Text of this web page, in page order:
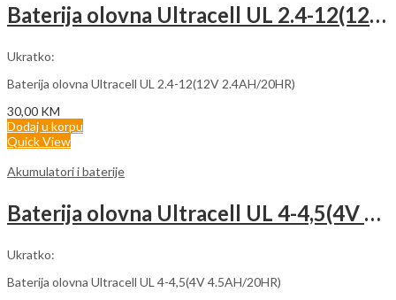
Baterija olovna Ultracell UL 2.4-12(12V 2.4AH/20HR)
Ukratko:
Baterija olovna Ultracell UL 2.4-12(12V 2.4AH/20HR)
30,00 KM
Dodaj u korpu
Quick View
Akumulatori i baterije
Baterija olovna Ultracell UL 4-4,5(4V 4.5AH/20HR)
Ukratko:
Baterija olovna Ultracell UL 4-4,5(4V 4.5AH/20HR)